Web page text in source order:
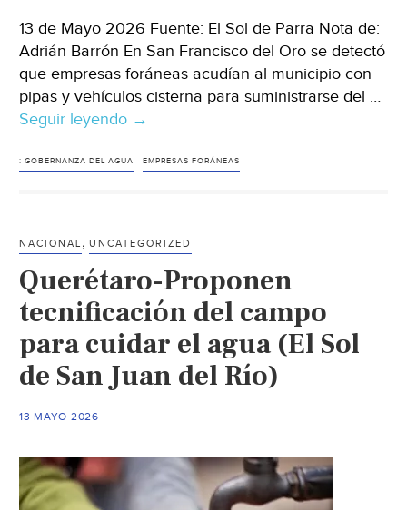
organizado
y
la
distribución
asociaciones
civiles
Imparcial)
13 de Mayo 2026 Fuente: El Sol de Parra Nota de:
Adrián Barrón En San Francisco del Oro se detectó
que empresas foráneas acudían al municipio con
pipas y vehículos cisterna para suministrarse del …
Seguir leyendo Internacional-
foráneas
mil
litros
de
agua
gratis
en
Oro
→
: GOBERNANZA DEL AGUA EMPRESAS FORÁNEAS
NACIONAL ,UNCATEGORIZED
Querétaro-Proponen
tecnificación del campo
para cuidar el agua (El Sol
de San Juan del Río)
13 MAYO 2026